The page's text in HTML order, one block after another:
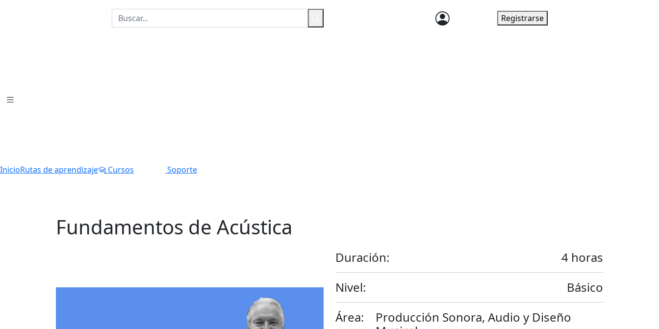
Registrarse
InicioRutas de aprendizaje Cursos Soporte
Fundamentos de Acústica
Duración:
4 horas
Nivel:
Básico
Área:
Producción Sonora, Audio y Diseño